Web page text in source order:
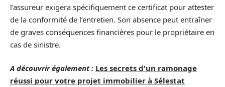
l’assureur exigera spécifiquement ce certificat pour attester
de la conformité de l’entretien. Son absence peut entraîner
de graves conséquences financières pour le propriétaire en
cas de sinistre.
A découvrir également : Les secrets d'un ramonage
réussi pour votre projet immobilier à Sélestat